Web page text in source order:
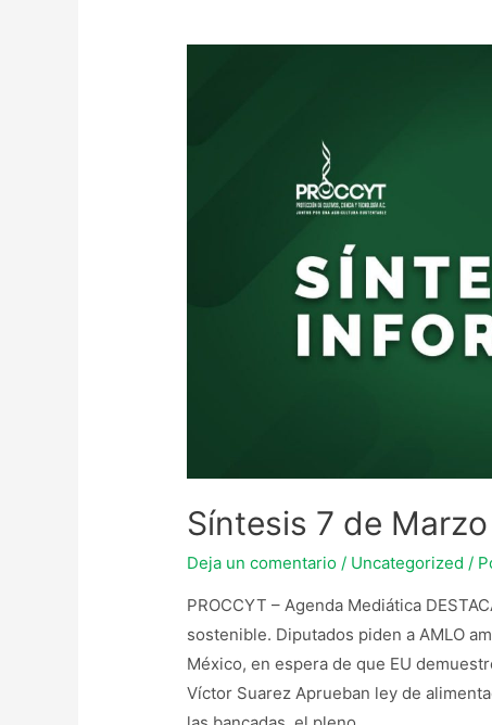
Síntesis 7 de Marzo
Deja un comentario / Uncategorized /
PROCCYT – Agenda Mediática
sostenible. Diputados piden a AMLO
México, en espera de que EU
Víctor Suarez Aprueban ley de